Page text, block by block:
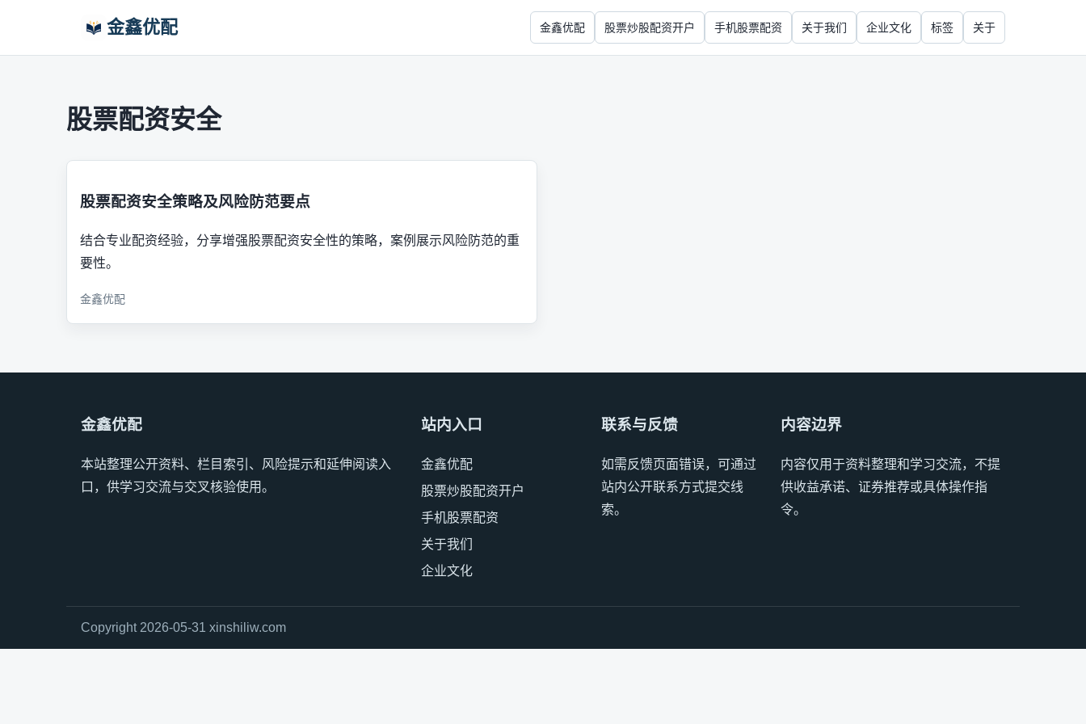
金鑫优配 金鑫优配 股票炒股配资开户 手机股票配资 关于我们 企业文化 标签 关于
股票配资安全
股票配资安全策略及风险防范要点
结合专业配资经验，分享增强股票配资安全性的策略，案例展示风险防范的重
要性。
金鑫优配
金鑫优配
本站整理公开资料、栏目索引、风险提示和延伸阅读入
口，供学习交流与交叉核验使用。
站内入口
金鑫优配
股票炒股配资开户
手机股票配资
关于我们
企业文化
联系与反馈
如需反馈页面错误，可通过
站内公开联系方式提交线
索。
内容边界
内容仅用于资料整理和学习交流，不提
供收益承诺、证券推荐或具体操作指
令。
Copyright 2026-05-31 xinshiliw.com